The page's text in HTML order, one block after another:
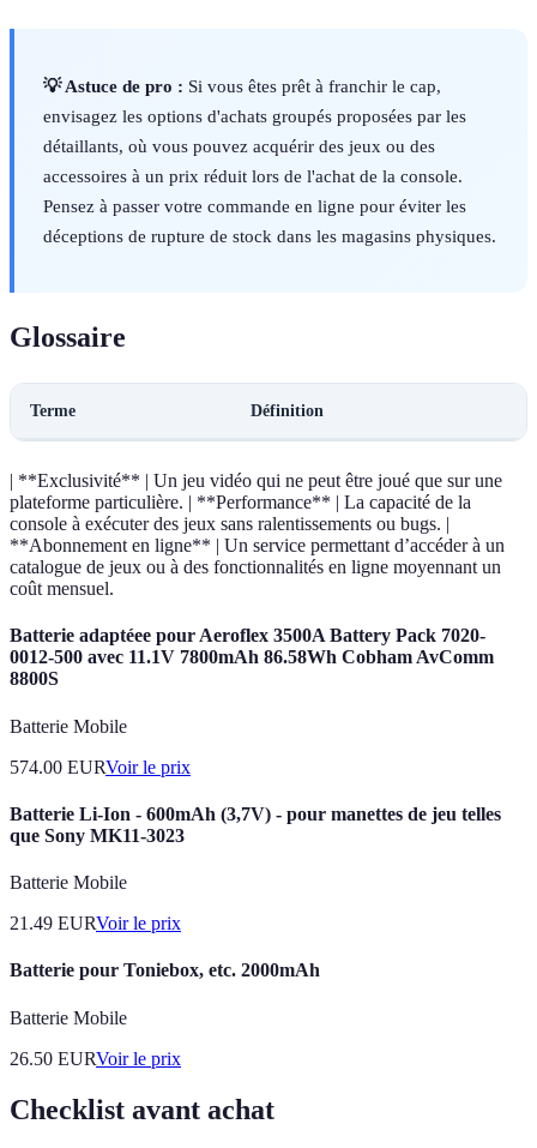
💡 Astuce de pro : Si vous êtes prêt à franchir le cap,
envisagez les options d'achats groupés proposées par les
détaillants, où vous pouvez acquérir des jeux ou des
accessoires à un prix réduit lors de l'achat de la console.
Pensez à passer votre commande en ligne pour éviter les
déceptions de rupture de stock dans les magasins physiques.
Glossaire
Terme Définition
| **Exclusivité** | Un jeu vidéo qui ne peut être joué que sur une
plateforme particulière. | **Performance** | La capacité de la
console à exécuter des jeux sans ralentissements ou bugs. |
**Abonnement en ligne** | Un service permettant d’accéder à un
catalogue de jeux ou à des fonctionnalités en ligne moyennant un
coût mensuel.
Batterie adaptéee pour Aeroflex 3500A Battery Pack 7020-
0012-500 avec 11.1V 7800mAh 86.58Wh Cobham AvComm
8800S
Batterie Mobile
574.00 EURVoir le prix
Batterie Li-Ion - 600mAh (3,7V) - pour manettes de jeu telles
que Sony MK11-3023
Batterie Mobile
21.49 EURVoir le prix
Batterie pour Toniebox, etc. 2000mAh
Batterie Mobile
26.50 EURVoir le prix
Checklist avant achat